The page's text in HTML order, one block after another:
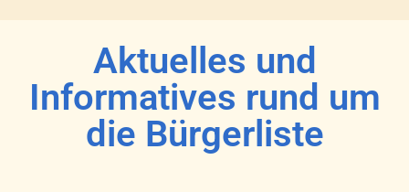
Aktuelles und
Informatives rund um
die Bürgerliste